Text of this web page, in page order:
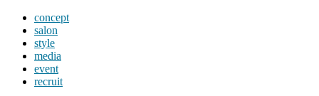
concept
salon
style
media
event
recruit